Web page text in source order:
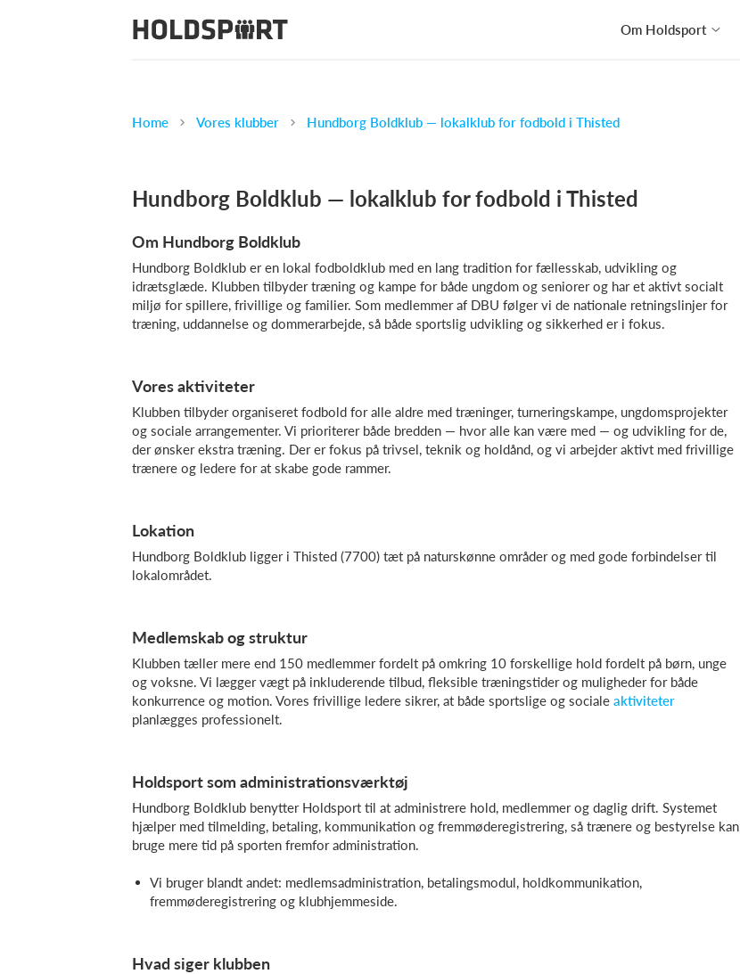
Om Holdsport
Home Vores klubber Hundborg Boldklub — lokalklub for fodbold i Thisted
Hundborg Boldklub — lokalklub for fodbold i Thisted
Om Hundborg Boldklub
Hundborg Boldklub er en lokal fodboldklub med en lang tradition for fællesskab, udvikling og
idrætsglæde. Klubben tilbyder træning og kampe for både ungdom og seniorer og har et aktivt socialt
miljø for spillere, frivillige og familier. Som medlemmer af DBU følger vi de nationale retningslinjer for
træning, uddannelse og dommerarbejde, så både sportslig udvikling og sikkerhed er i fokus.
Vores aktiviteter
Klubben tilbyder organiseret fodbold for alle aldre med træninger, turneringskampe, ungdomsprojekter
og sociale arrangementer. Vi prioriterer både bredden — hvor alle kan være med — og udvikling for de,
der ønsker ekstra træning. Der er fokus på trivsel, teknik og holdånd, og vi arbejder aktivt med frivillige
trænere og ledere for at skabe gode rammer.
Lokation
Hundborg Boldklub ligger i Thisted (7700) tæt på naturskønne områder og med gode forbindelser til
lokalområdet.
Medlemskab og struktur
Klubben tæller mere end 150 medlemmer fordelt på omkring 10 forskellige hold fordelt på børn, unge
og voksne. Vi lægger vægt på inkluderende tilbud, fleksible træningstider og muligheder for både
konkurrence og motion. Vores frivillige ledere sikrer, at både sportslige og sociale aktiviteter
planlægges professionelt.
Holdsport som administrationsværktøj
Hundborg Boldklub benytter Holdsport til at administrere hold, medlemmer og daglig drift. Systemet
hjælper med tilmelding, betaling, kommunikation og fremmøderegistrering, så trænere og bestyrelse kan
bruge mere tid på sporten fremfor administration.
Vi bruger blandt andet: medlemsadministration, betalingsmodul, holdkommunikation,
fremmøderegistrering og klubhjemmeside.
Hvad siger klubben